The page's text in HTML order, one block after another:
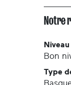
Notre
Bon
Type